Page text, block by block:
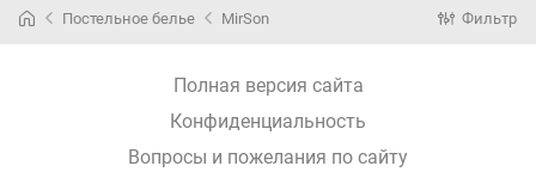
Постельное белье MirSon Фильтр
Полная версия сайта
Конфиденциальность
Вопросы и пожелания по сайту